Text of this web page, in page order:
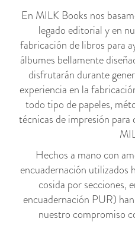
En MILK Books nos
legado editorial y en
fabricación de libros para
álbumes bellamente
disfrutarán durante
experiencia en la
todo tipo de papeles,
técnicas de impresión para
Hechos a mano con
encuadernación utilizados
cosida por secciones,
encuadernación PUR)
nuestro compromiso